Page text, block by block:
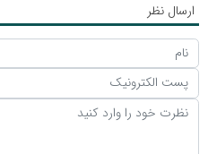
ارسال نظر